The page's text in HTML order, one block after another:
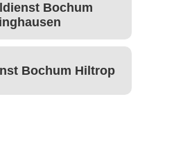
Bochum
Bochum Hiltrop